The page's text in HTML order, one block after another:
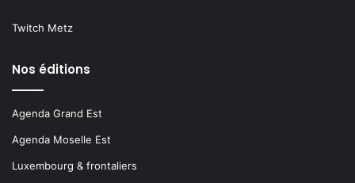
Twitch Metz
Nos éditions
Agenda Grand Est
Agenda Moselle Est
Luxembourg & frontaliers